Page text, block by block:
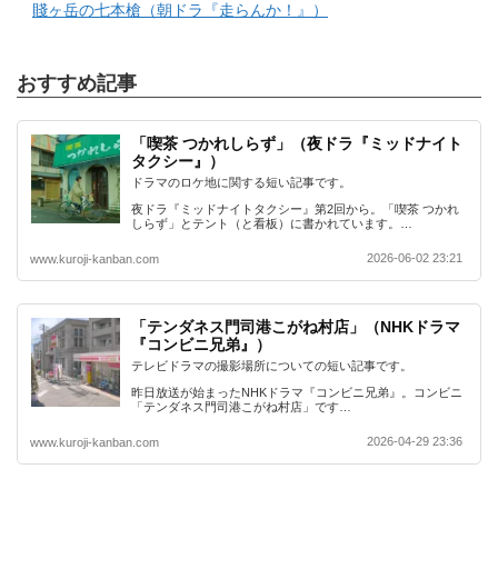
賤ヶ岳の七本槍（朝ドラ『走らんか！』）
おすすめ記事
「喫茶 つかれしらず」（夜ドラ『ミッドナイト
タクシー』）
ドラマのロケ地に関する短い記事です。
夜ドラ『ミッドナイトタクシー』第2回から。「喫茶 つかれ
しらず」とテント（と看板）に書かれています。…
www.kuroji-kanban.com 2026-06-02 23:21
「テンダネス門司港こがね村店」（NHKドラマ
『コンビニ兄弟』）
テレビドラマの撮影場所についての短い記事です。
昨日放送が始まったNHKドラマ『コンビニ兄弟』。コンビニ
「テンダネス門司港こがね村店」です…
www.kuroji-kanban.com 2026-04-29 23:36